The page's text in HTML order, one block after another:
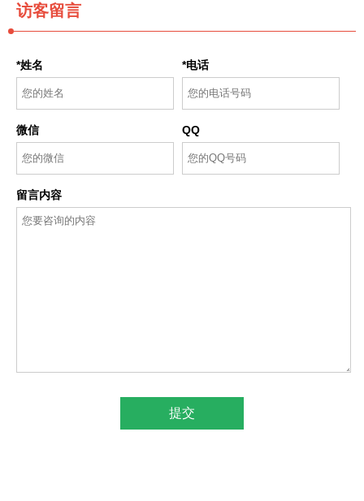
访客留言
*姓名 *电话
微信 QQ
留言内容